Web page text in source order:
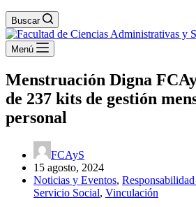
Buscar
Menú
Menstruación Digna
de 237 kits de gestión
personal
FCAyS
15 agosto, 2024
Noticias y Eventos,
Servicio Social, Vinculación